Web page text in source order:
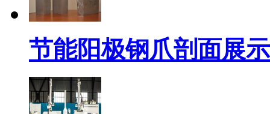
节能阳极钢爪剖面展示